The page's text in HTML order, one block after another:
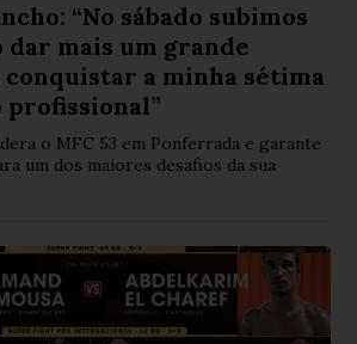
“No sábado subimos
dar mais um grande
conquistar a minha sétima
o MFC 53 em Ponferrada e garante
um dos maiores desafios da sua